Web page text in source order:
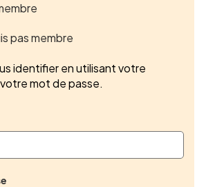
pas membre
identifier en utilisant votre
mot de passe.